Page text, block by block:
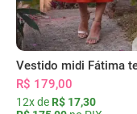
R$ 179,00
12x de R$ 17,30